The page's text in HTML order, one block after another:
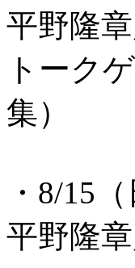
平野隆
トーク
集）
・8/15
平野隆